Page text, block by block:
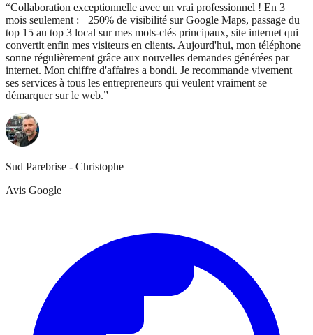
“Collaboration exceptionnelle avec un vrai professionnel ! En 3
mois seulement : +250% de visibilité sur Google Maps, passage du
top 15 au top 3 local sur mes mots-clés principaux, site internet qui
convertit enfin mes visiteurs en clients. Aujourd'hui, mon téléphone
sonne régulièrement grâce aux nouvelles demandes générées par
internet. Mon chiffre d'affaires a bondi. Je recommande vivement
ses services à tous les entrepreneurs qui veulent vraiment se
démarquer sur le web.”
Sud Parebrise - Christophe
Avis Google